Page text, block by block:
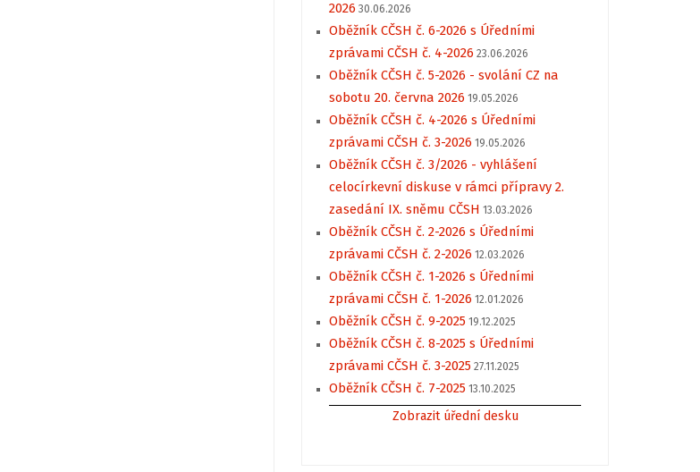
2026 30.06.2026
Oběžník CČSH č. 6-2026 s Úředními
zprávami CČSH č. 4-2026 23.06.2026
Oběžník CČSH č. 5-2026 - svolání CZ na
sobotu 20. června 2026 19.05.2026
Oběžník CČSH č. 4-2026 s Úředními
zprávami CČSH č. 3-2026 19.05.2026
Oběžník CČSH č. 3/2026 - vyhlášení
celocírkevní diskuse v rámci přípravy 2.
zasedání IX. sněmu CČSH 13.03.2026
Oběžník CČSH č. 2-2026 s Úředními
zprávami CČSH č. 2-2026 12.03.2026
Oběžník CČSH č. 1-2026 s Úředními
zprávami CČSH č. 1-2026 12.01.2026
Oběžník CČSH č. 9-2025 19.12.2025
Oběžník CČSH č. 8-2025 s Úředními
zprávami CČSH č. 3-2025 27.11.2025
Oběžník CČSH č. 7-2025 13.10.2025
Zobrazit úřední desku